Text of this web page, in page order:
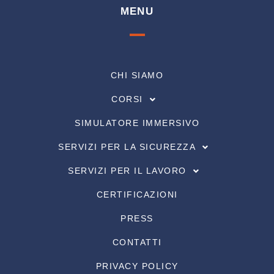
MENU
CHI SIAMO
CORSI
SIMULATORE IMMERSIVO
SERVIZI PER LA SICUREZZA
SERVIZI PER IL LAVORO
CERTIFICAZIONI
PRESS
CONTATTI
PRIVACY POLICY